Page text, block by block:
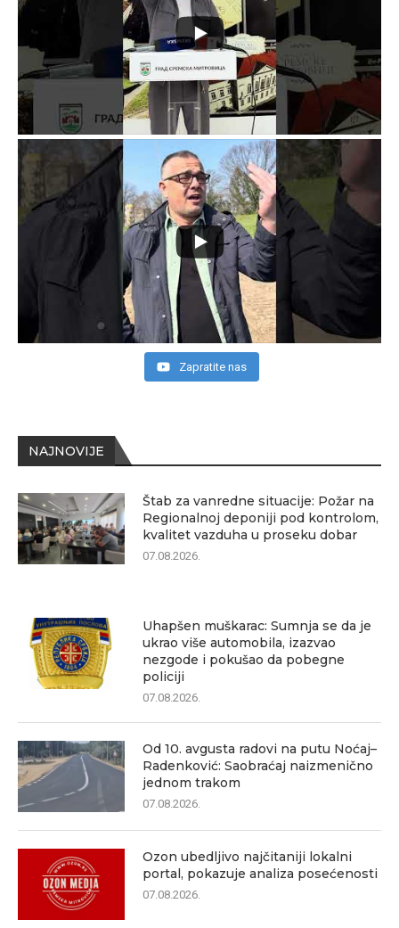
NAJNOVIJE
Štab za vanredne situacije: Požar na
Regionalnoj deponiji pod kontrolom,
kvalitet vazduha u proseku dobar
07.08.2026.
Uhapšen muškarac: Sumnja se da je
ukrao više automobila, izazvao
nezgode i pokušao da pobegne
policiji
07.08.2026.
Od 10. avgusta radovi na putu Noćaj–
Radenković: Saobraćaj naizmenično
jednom trakom
07.08.2026.
Ozon ubedljivo najčitaniji lokalni
portal, pokazuje analiza posećenosti
07.08.2026.
Zapratite nas